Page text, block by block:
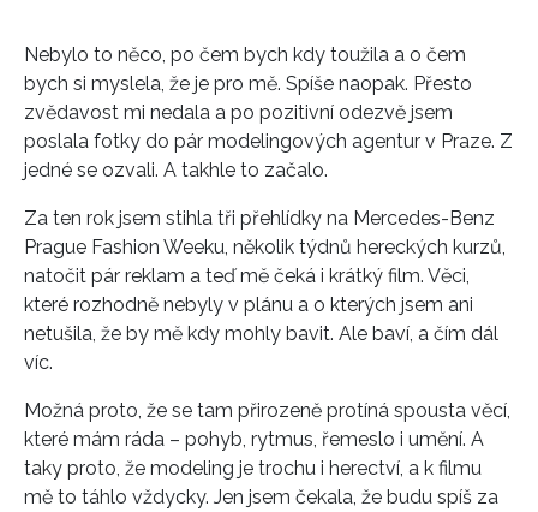
Nebylo to něco, po čem bych kdy toužila a o čem
bych si myslela, že je pro mě. Spíše naopak. Přesto
zvědavost mi nedala a po pozitivní odezvě jsem
poslala fotky do pár modelingových agentur v Praze. Z
jedné se ozvali. A takhle to začalo.
Za ten rok jsem stihla tři přehlídky na Mercedes-Benz
Prague Fashion Weeku, několik týdnů hereckých kurzů,
natočit pár reklam a teď mě čeká i krátký film. Věci,
které rozhodně nebyly v plánu a o kterých jsem ani
netušila, že by mě kdy mohly bavit. Ale baví, a čím dál
víc.
Možná proto, že se tam přirozeně protíná spousta věcí,
které mám ráda – pohyb, rytmus, řemeslo i umění. A
taky proto, že modeling je trochu i herectví, a k filmu
mě to táhlo vždycky. Jen jsem čekala, že budu spíš za